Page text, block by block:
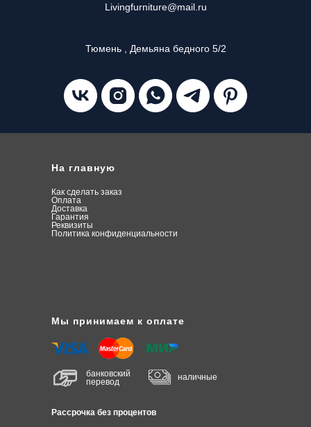
Livingfurniture@mail.ru
Тюмень , Демьяна бедного 5/2
На главную
Как сделать заказ
Оплата
Доставка
Гарантия
Реквизиты
Политика конфиденциальности
Мы принимаем к оплате
Рассрочка без процентов
банковский
перевод
наличные